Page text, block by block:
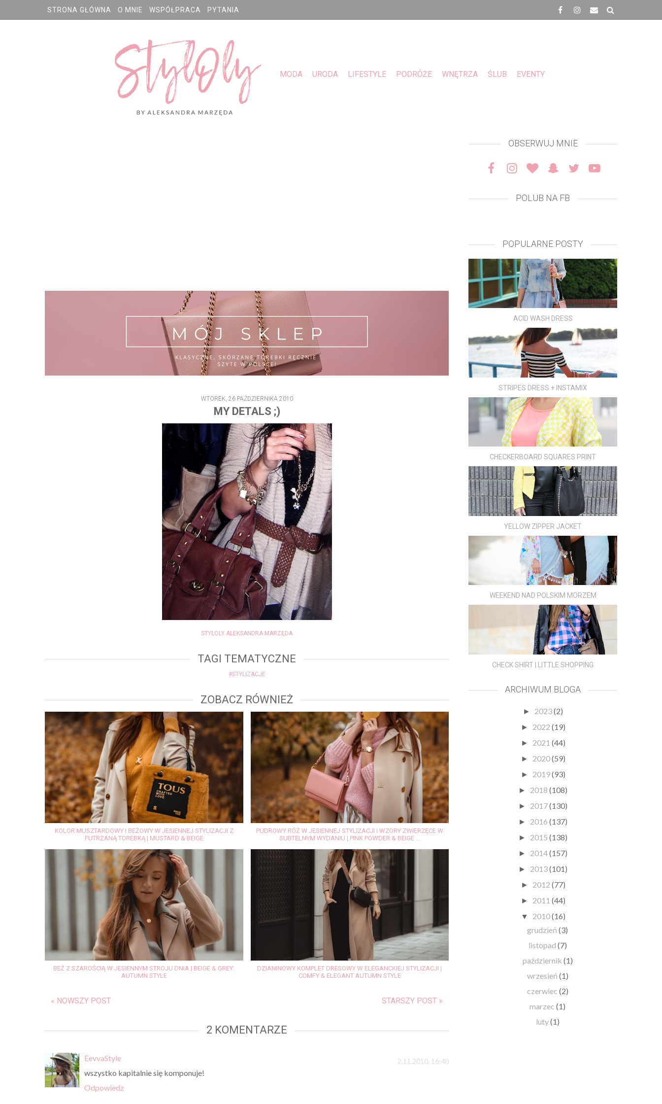
STRONA GŁÓWNA O MNIE WSPÓŁPRACA PYTANIA
MODA URODA LIFESTYLE PODRÓŻE WNĘTRZA ŚLUB EVENTY
WTOREK, 26 PAŹDZIERNIKA 2010
MY DETALS ;)
STYLOLY ALEKSANDRA MARZĘDA
TAGI TEMATYCZNE
#STYLIZACJE
ZOBACZ RÓWNIEŻ
KOLOR MUSZTARDOWY I BEŻOWY W JESIENNEJ STYLIZACJI Z
FUTRZANĄ TOREBKĄ | MUSTARD & BEIGE
PUDROWY RÓŻ W JESIENNEJ STYLIZACJI I WZORY ZWIERZĘCE W
SUBTELNYM WYDANIU | PINK POWDER & BEIGE ...
BEŻ Z SZAROŚCIĄ W JESIENNYM STROJU DNIA | BEIGE & GREY:
AUTUMN STYLE
DZIANINOWY KOMPLET DRESOWY W ELEGANCKIEJ STYLIZACJI |
COMFY & ELEGANT AUTUMN STYLE
« NOWSZY POST STARSZY POST »
2 KOMENTARZE
EevvaStyle 2.11.2010, 16:40
wszystko kapitalnie się komponuje!
Odpowiedz
OBSERWUJ MNIE
POLUB NA FB
POPULARNE POSTY
ACID WASH DRESS
STRIPES DRESS + INSTAMIX
CHECKERBOARD SQUARES PRINT
YELLOW ZIPPER JACKET
WEEKEND NAD POLSKIM MORZEM
CHECK SHIRT | LITTLE SHOPPING
ARCHIWUM BLOGA
► 2023(2)
► 2022 (19)
► 2021 (44)
► 2020(59)
► 2019(93)
► 2018 (108)
► 2017(130)
► 2016 (137)
► 2015 (138)
► 2014(157)
► 2013(101)
► 2012 (77)
► 2011 (44)
▼ 2010(16)
grudzień(3)
listopad (7)
październik (1)
wrzesień (1)
czerwiec (2)
marzec(1)
luty(1)